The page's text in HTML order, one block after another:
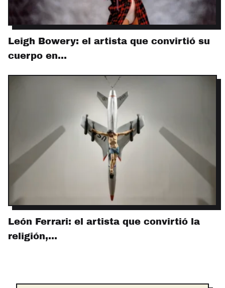
Leigh Bowery: el artista que convirtió su
cuerpo en…
León Ferrari: el artista que convirtió la
religión,…